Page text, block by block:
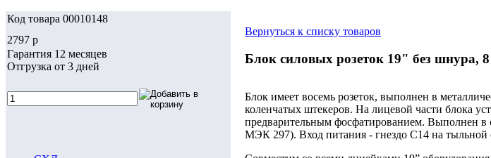
Код товара 00010148
2797 p
Гарантия 12 месяцев
Отгрузка от 3 дней
Вернуться к списку товаров
Блок силовых розеток 19" без шнура,
Блок имеет восемь розеток, выполнен в
коленчатых штекеров. На лицевой части блока
предварительным фосфатированием. Выполнен
МЭК 297). Вход питания - гнездо С14 на тыльной